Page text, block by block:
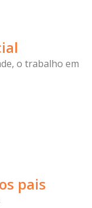
o trabalho em
pais